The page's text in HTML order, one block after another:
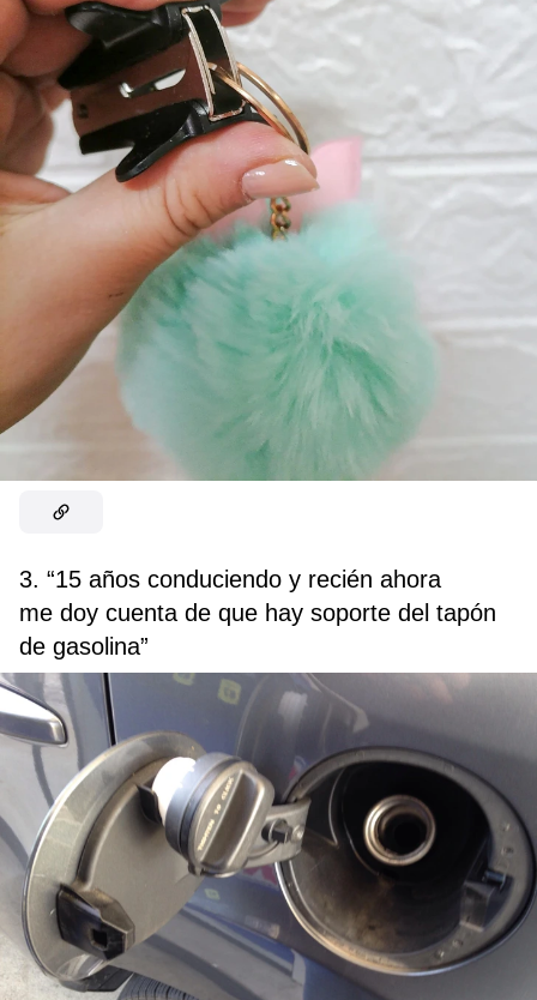
3. “15 años conduciendo y recién ahora
me doy cuenta de que hay soporte del tapón
de gasolina”